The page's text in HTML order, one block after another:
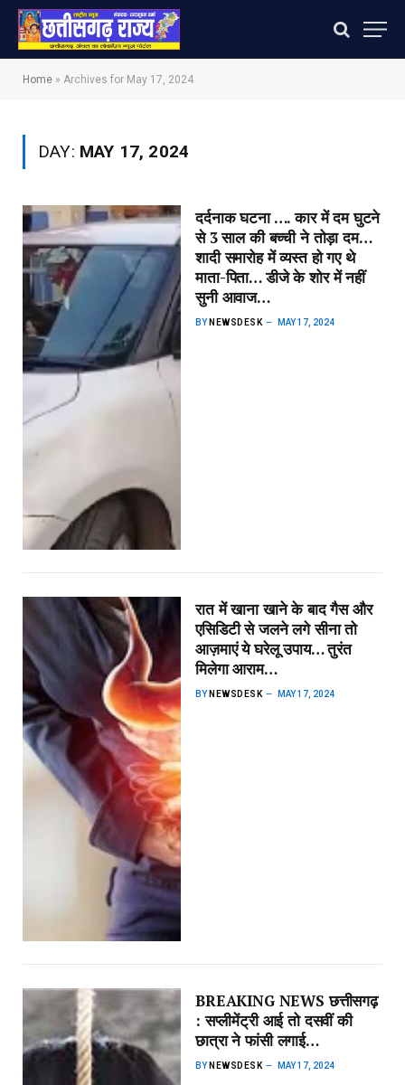
Home » Archives for May 17, 2024
DAY: MAY 17, 2024
दर्दनाक घटना …. कार में दम घुटने
से 3 साल की बच्ची ने तोड़ा दम…
शादी समारोह में व्यस्त हो गए थे
माता-पिता… डीजे के शोर में नहीं
सुनी आवाज…
BY NEWSDESK MAY 17, 2024
रात में खाना खाने के बाद गैस और
एसिडिटी से जलने लगे सीना तो
आज़माएं ये घरेलू उपाय… तुरंत
मिलेगा आराम…
BY NEWSDESK MAY 17, 2024
BREAKING NEWS छत्तीसगढ़
: सप्लीमेंट्री आई तो दसवीं की
छात्रा ने फांसी लगाई…
BY NEWSDESK MAY 17, 2024